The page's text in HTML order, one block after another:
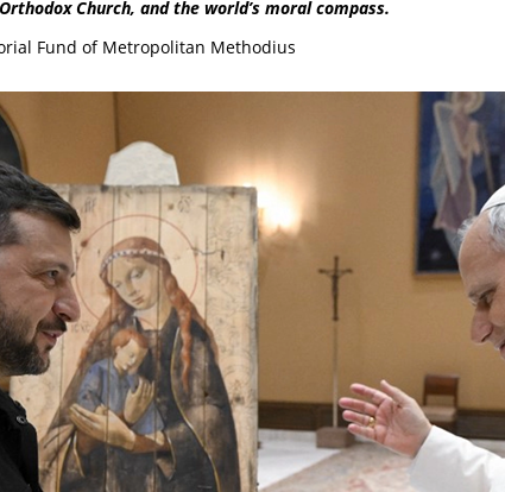
Church, and the world’s moral compass.
Fund of Metropolitan Methodius